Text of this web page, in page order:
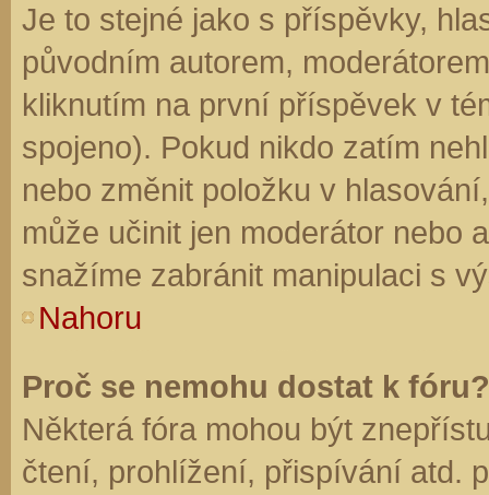
Je to stejné jako s příspěvky,
původním autorem,
kliknutím na první příspěvek v
spojeno). Pokud nikdo zatím
nebo změnit položku v
může učinit jen moderátor nebo
snažíme zabránit manipulaci s
Nahoru
Proč se nemohu dostat k fóru?
Některá fóra mohou být
čtení, prohlížení, přispívání atd.